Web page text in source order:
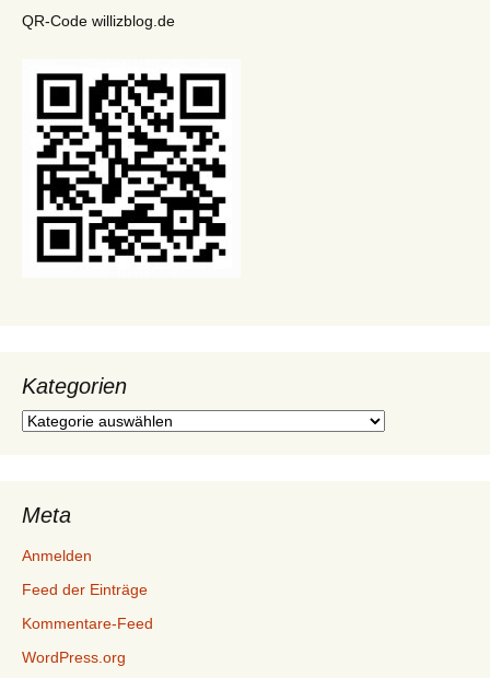
QR-Code willizblog.de
Kategorien
Kategorien
Meta
Anmelden
Feed der Einträge
Kommentare-Feed
WordPress.org